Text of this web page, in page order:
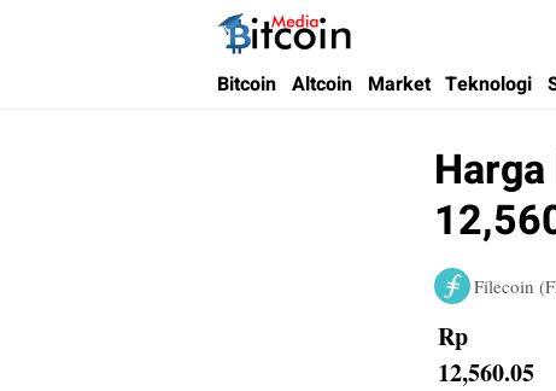
Bitcoin Media Indonesia
Media Bitcoin dan Cryptocurrency, dan
Bitcoin Altcoin Market Teknologi
Filecoin
Rp
12,560.05